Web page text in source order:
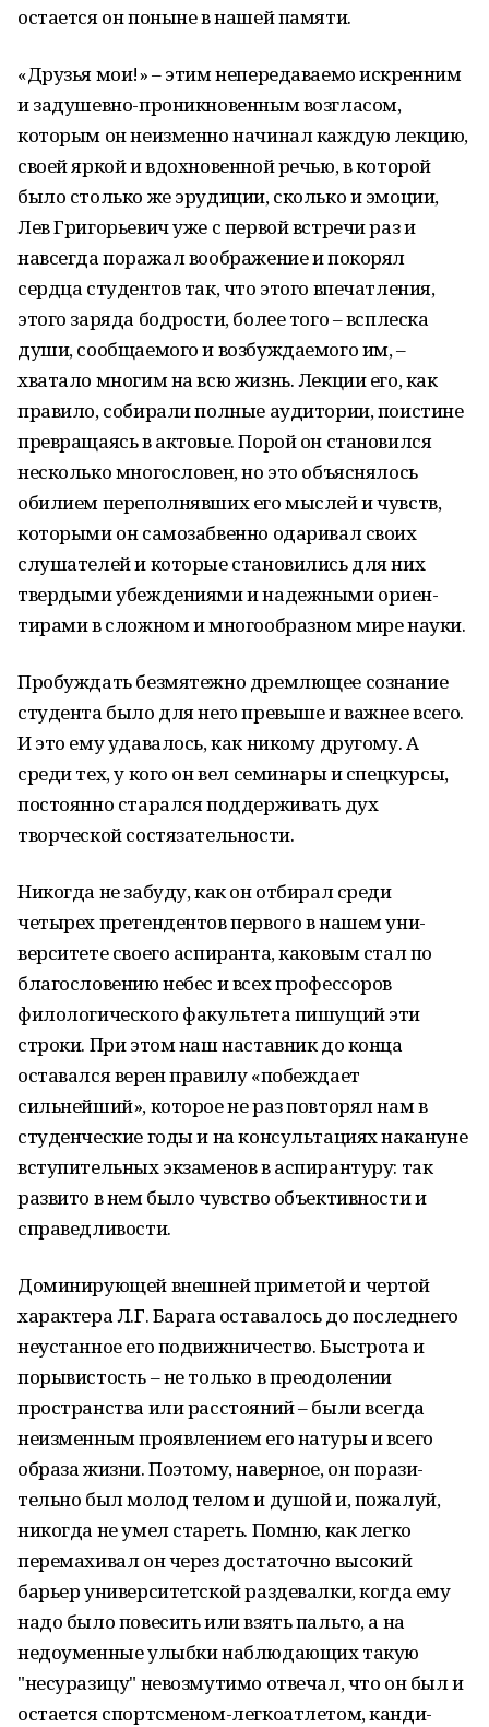
остается он поныне в нашей памяти.
«Друзья мои!» – этим непередаваемо искренним
и за­душевно-проникновенным возгласом,
которым он неизменно начинал каждую лекцию,
своей яркой и вдохновенной речью, в которой
было столько же эрудиции, сколько и эмоции,
Лев Григорьевич уже с первой встречи раз и
навсе­гда поражал воображение и покорял
сердца студентов так, что этого впечатления,
этого заряда бод­рости, более того – всплеска
души, сообщаемого и возбуждаемого им, –
хватало многим на всю жизнь. Лекции его, как
пра­вило, собирали полные аудитории, поистине
превращаясь в актовые. Порой он становился
несколько многословен, но это объяснялось
обилием переполнявших его мыслей и чувств,
которыми он самозабвенно одаривал своих
слушателей и которые становились для них
твердыми убеждениями и надежными ориен­
тирами в сложном и многообразном мире науки.
Пробуждать безмятежно дремлющее сознание
студента было для него превыше и важнее всего.
И это ему удавалось, как никому другому. А
среди тех, у кого он вел семинары и спецкурсы,
постоянно старался поддержи­вать дух
творческой состязательности.
Никогда не забуду, как он отбирал среди
четырех претендентов первого в нашем уни­
верситете своего аспиранта, каковым стал по
благословению небес и всех профессоров
филологического факультета пишущий эти
строки. При этом наш наставник до конца
оставался верен правилу «побеждает
сильнейший», которое не раз по­вторял нам в
студенческие годы и на консуль­тациях накануне
вступительных экзаменов в аспирантуру: так
развито в нем было чувство объективности и
справедливости.
Доминирующей внешней приметой и чертой
характера Л.Г. Барага оставалось до последнего
неустанное его подвижничество. Быст­рота и
порывистость – не только в преодоле­нии
пространства или расстояний – были всегда
неизменным проявлением его натуры и всего
образа жизни. Поэтому, наверное, он порази­
тельно был молод телом и душой и, пожалуй,
никогда не умел стареть. Помню, как легко
перемахивал он через достаточно высо­кий
барьер университетской раздевалки, когда ему
надо было повесить или взять пальто, а на
недоуменные улыбки наблюдающих такую
"несуразицу" невозмутимо отвечал, что он был и
остается спортсменом-легкоатлетом, канди­